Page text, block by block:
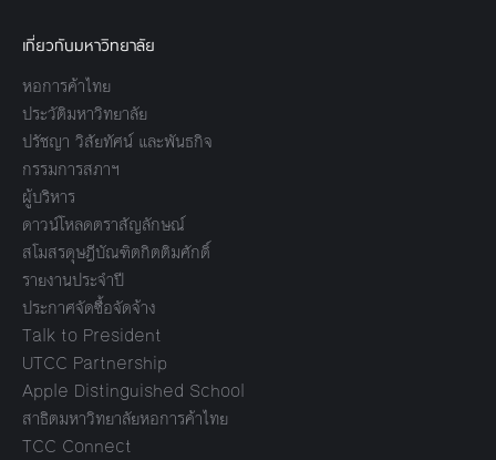
เกี่ยวกับมหาวิทยาลัย
หอการค้าไทย
ประวัติมหาวิทยาลัย
ปรัชญา วิสัยทัศน์ และพันธกิจ
กรรมการสภาฯ
ผู้บริหาร
ดาวน์โหลดตราสัญลักษณ์
สโมสรดุษฎีบัณฑิตกิตติมศักดิ์
รายงานประจำปี
ประกาศจัดซื้อจัดจ้าง
Talk to President
UTCC Partnership
Apple Distinguished School
สาธิตมหาวิทยาลัยหอการค้าไทย
TCC Connect